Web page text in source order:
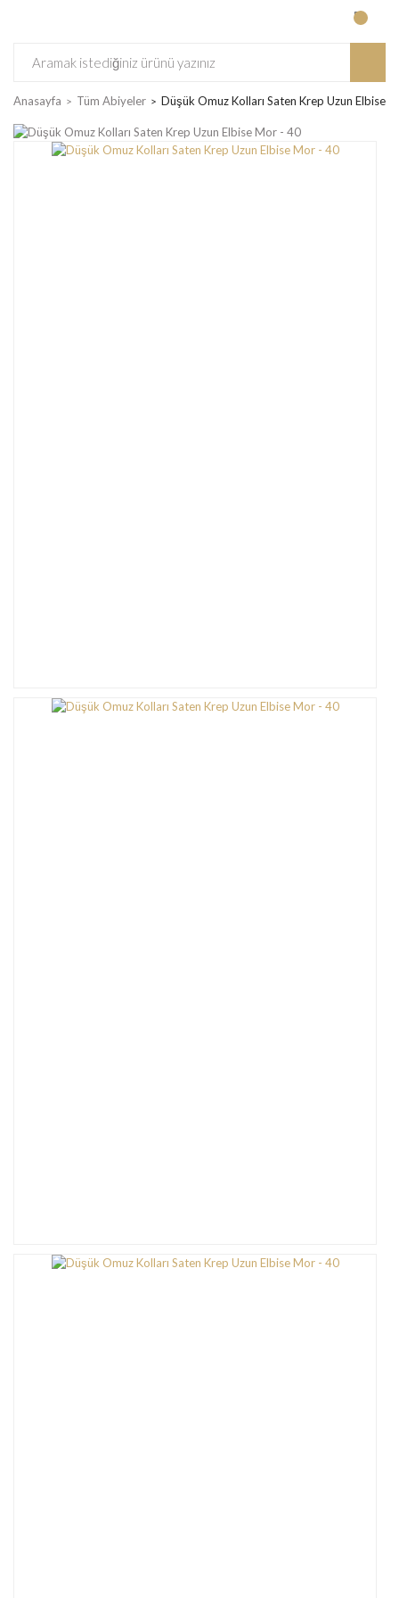
Anasayfa Tüm Abiyeler Düşük Omuz Kolları Saten Krep Uzun Elbise